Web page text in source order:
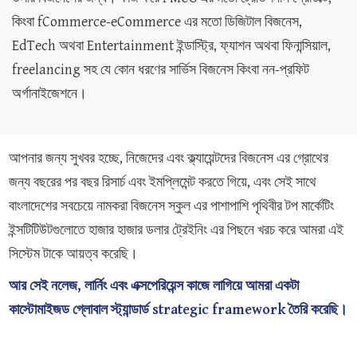
কিংবা fCommerce-eCommerce এর মতো ডিজিটাল বিজনেস,
EdTech অথবা Entertainment ইন্ডাস্ট্রি, ফ্যাশন অথবা ফিনান্সিয়াল,
freelancing সহ যে কোন ধরণের সার্ভিস বিজনেস কিংবা নন-প্রফিট
অর্গানাইজেশনে।
আপনার জন্য সুখবর হচ্ছে, নিজেদের এবং ক্ল্যায়েন্টদের বিজনেস এর গ্রোথের
জন্য বছরের পর বছর রিসার্চ এবং ইমপ্লিমেন্ট করতে গিয়ে, এবং সেই সাথে
বাংলাদেশের সবচেয়ে নামকরা বিজনেস স্কুল এর পাশাপাশি পৃথিবীর টপ মার্কেটিং
ইন্সটিটিউটগুলোতে হাজার হাজার ডলার ট্রেইনিং এর পিছনে খরচ করে আমরা এই
সিস্টেম টাকে আয়ত্ব করেছি।
আর সেই নলেজ, লার্নিং এবং এক্সপেরিয়েন্স কাজে লাগিয়ে আমরা একটা
কাস্টোমাইজড গ্লোবাল স্ট্যান্ডার্ড strategic framework তৈরি করেছি।